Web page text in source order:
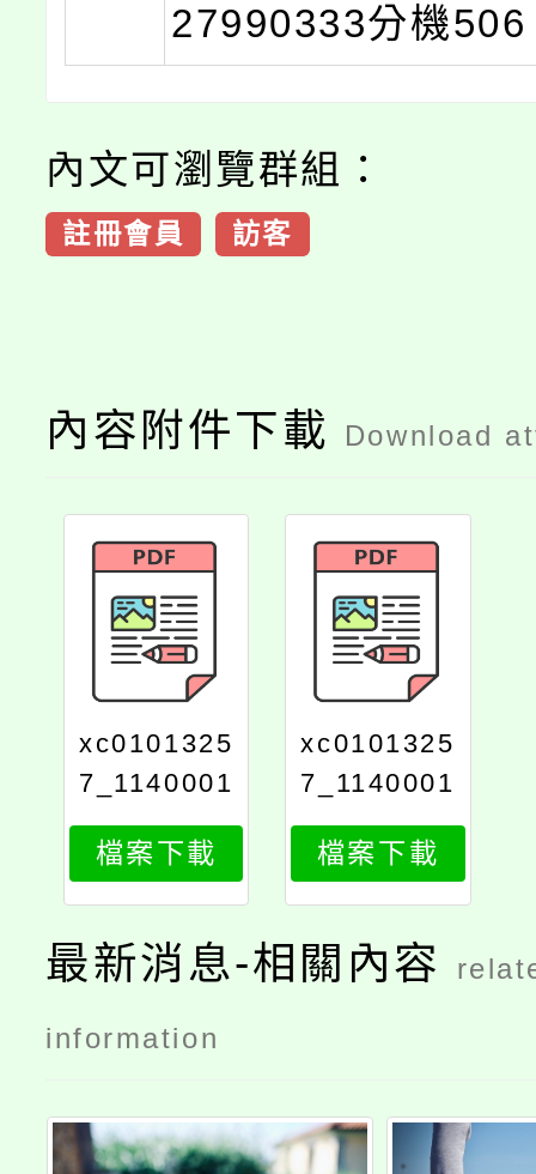
27990333分機506
內文可瀏覽群組：
註冊會員 訪客
內容附件下載 Download
xc0101325
7_1140001
237_attach
2
檔案下載
xc0101325
7_1140001
237_attach
1
檔案下載
最新消息-相關內容
information